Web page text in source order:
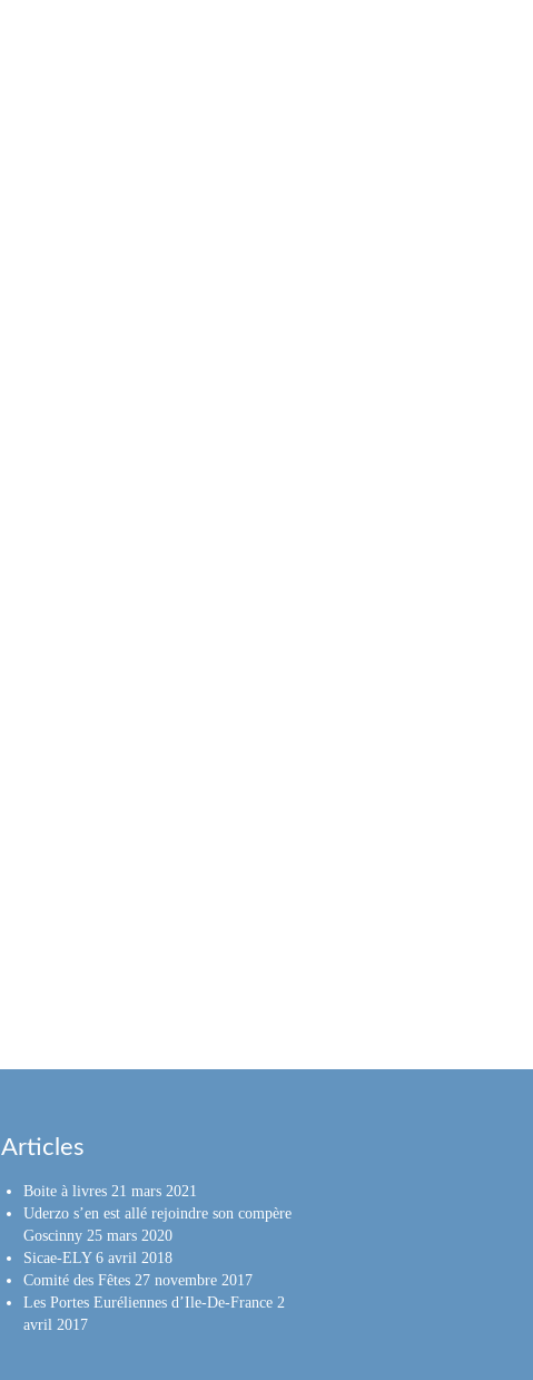
Articles
Boite à livres 21 mars 2021
Uderzo s’en est allé rejoindre son compère
Goscinny 25 mars 2020
Sicae-ELY 6 avril 2018
Comité des Fêtes 27 novembre 2017
Les Portes Euréliennes d’Ile-De-France 2
avril 2017